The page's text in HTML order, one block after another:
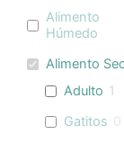
Alimento
Húmedo
Alimento
Adulto 1
Gatitos 0